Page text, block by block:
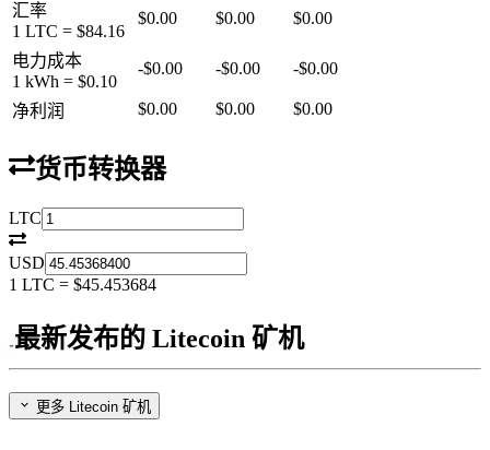
汇率
1 LTC = $84.16
$0.00 $0.00 $0.00
电力成本
1 kWh = $0.10
-$0.00 -$0.00 -$0.00
净利润 $0.00 $0.00 $0.00
货币转换器
LTC
USD
1 LTC = $45.453684
最新发布的 Litecoin 矿机
更多 Litecoin 矿机